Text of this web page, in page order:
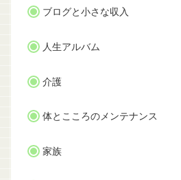
ブログと小さな収入
人生アルバム
介護
体とこころのメンテナンス
家族